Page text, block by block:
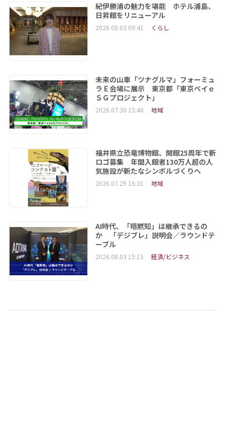
紀伊勝浦の魅力を堪能 ホテル浦島、
日昇館をリニューアル
2026.08.03 09:41 くらし
未来の山車「ツナグルマ」フォーミュ
ラＥ会場に展示 東京都「東京ベイｅ
ＳＧプロジェクト」
2026.07.30 15:40 地域
福井県立恐竜博物館、開館25周年で新
ロゴ募集 年間入館者130万人超の人
気施設が新たなシンボルづくりへ
2026.07.29 16:31 地域
AI時代、「暗黙知」は継承できるの
か 「デジブレ」説明会／ラウンドテ
ーブル
2026.08.03 15:15 経済/ビジネス